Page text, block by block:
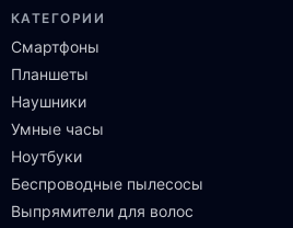
КАТЕГОРИИ
Смартфоны
Планшеты
Наушники
Умные часы
Ноутбуки
Беспроводные пылесосы
Выпрямители для волос